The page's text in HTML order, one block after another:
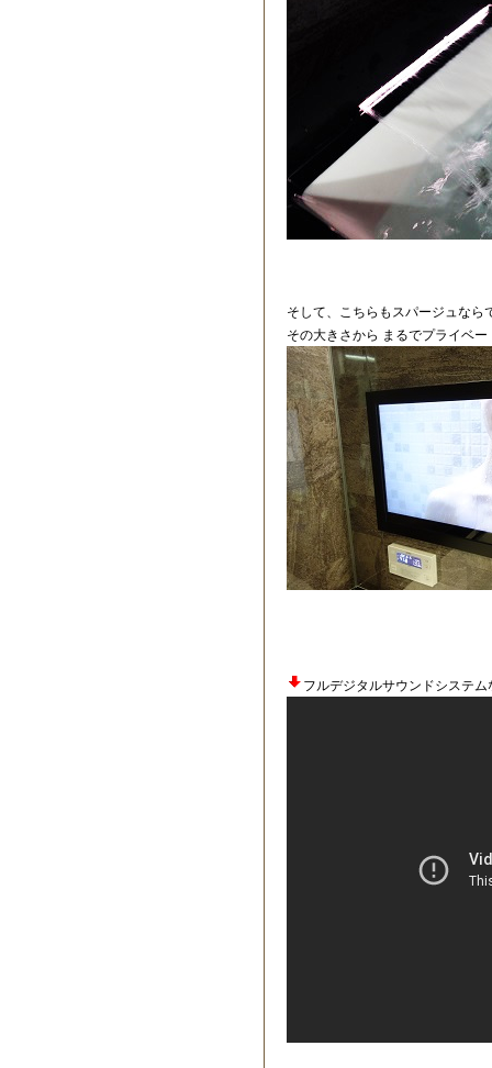
そして、こちらもスパージュなら
その大きさから まるでプライベ
フルデジタルサウンドシステ